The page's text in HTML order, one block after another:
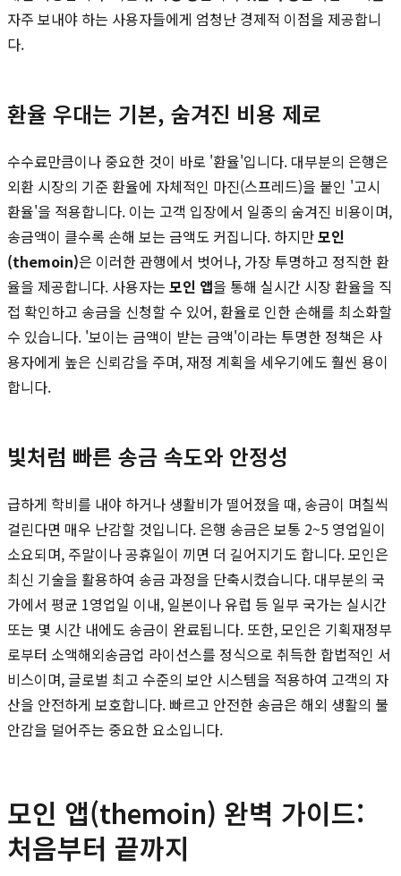
자주 보내야 하는 사용자들에게 엄청난 경제적 이점을 제공합니
다.
환율 우대는 기본, 숨겨진 비용 제로
수수료만큼이나 중요한 것이 바로 '환율'입니다. 대부분의 은행은
외환 시장의 기준 환율에 자체적인 마진(스프레드)을 붙인 '고시
환율'을 적용합니다. 이는 고객 입장에서 일종의 숨겨진 비용이며,
송금액이 클수록 손해 보는 금액도 커집니다. 하지만모인
(themoin)은 이러한 관행에서 벗어나, 가장 투명하고 정직한 환
율을 제공합니다. 사용자는 모인 앱을 통해 실시간 시장 환율을 직
접 확인하고 송금을 신청할 수 있어, 환율로 인한 손해를 최소화할
수 있습니다. '보이는 금액이 받는 금액'이라는 투명한 정책은 사
용자에게 높은 신뢰감을 주며, 재정 계획을 세우기에도 훨씬 용이
합니다.
빛처럼 빠른 송금 속도와 안정성
급하게 학비를 내야 하거나 생활비가 떨어졌을 때, 송금이 며칠씩
걸린다면 매우 난감할 것입니다. 은행 송금은 보통 2~5 영업일이
소요되며, 주말이나 공휴일이 끼면 더 길어지기도 합니다. 모인은
최신 기술을 활용하여 송금 과정을 단축시켰습니다. 대부분의 국
가에서 평균 1영업일 이내, 일본이나 유럽 등 일부 국가는 실시간
또는 몇 시간 내에도 송금이 완료됩니다. 또한, 모인은 기획재정부
로부터 소액해외송금업 라이선스를 정식으로 취득한 합법적인 서
비스이며, 글로벌 최고 수준의 보안 시스템을 적용하여 고객의 자
산을 안전하게 보호합니다. 빠르고 안전한 송금은 해외 생활의 불
안감을 덜어주는 중요한 요소입니다.
모인 앱(themoin) 완벽 가이드:
처음부터 끝까지